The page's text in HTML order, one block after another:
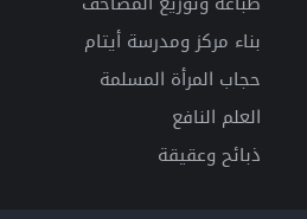
بناء مركز ومدرسة أيتام
حجاب المرأة المسلمة
العلم النافع
ذبائح وعقيقة